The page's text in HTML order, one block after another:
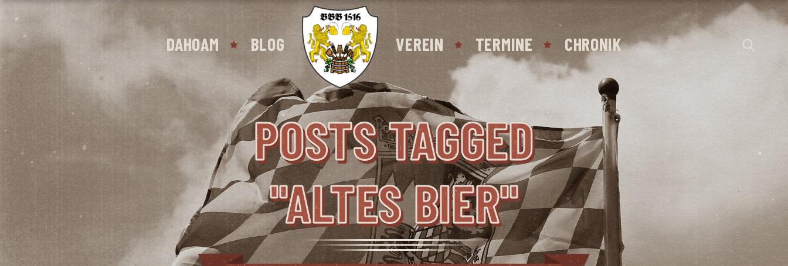
DAHOAM BLOG VEREIN TERMINE CHRONIK
POSTS TAGGED
"ALTES BIER"